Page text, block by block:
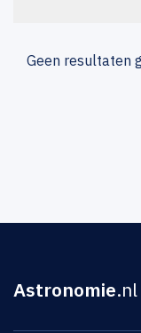
Geen resultaten
Astronomie.nl